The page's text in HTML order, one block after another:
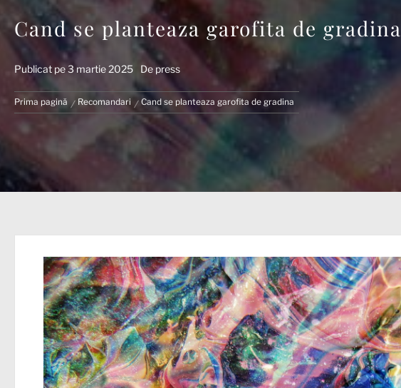
Cand se planteaza garofita de gradina
Publicat pe3 martie 2025 De press
Prima pagină Recomandari Cand se planteaza garofita de gradina